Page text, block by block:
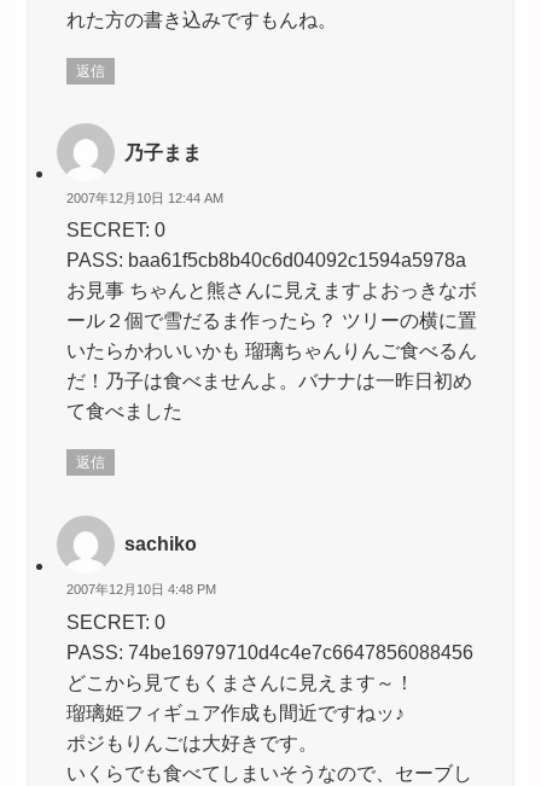
れた方の書き込みですもんね。
返信
乃子まま
2007年12月10日 12:44 AM
SECRET: 0
PASS: baa61f5cb8b40c6d04092c1594a5978a
お見事ちゃんと熊さんに見えますよおっきなボ
ール２個で雪だるま作ったら？ ツリーの横に置
いたらかわいいかも 瑠璃ちゃんりんご食べるん
だ！乃子は食べませんよ。バナナは一昨日初め
て食べました
返信
sachiko
2007年12月10日 4:48 PM
SECRET: 0
PASS: 74be16979710d4c4e7c6647856088456
どこから見てもくまさんに見えます～！
瑠璃姫フィギュア作成も間近ですねッ♪
ポジもりんごは大好きです。
いくらでも食べてしまいそうなので、セーブし